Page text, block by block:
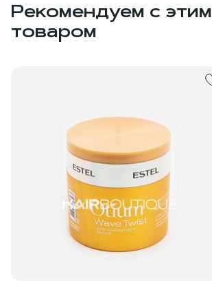
Рекомендуем с этим
товаром